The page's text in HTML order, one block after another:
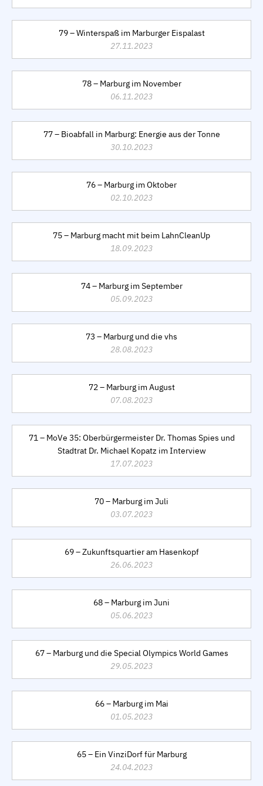
79 – Winterspaß im Marburger Eispalast
27.11.2023
78 – Marburg im November
06.11.2023
77 – Bioabfall in Marburg: Energie aus der Tonne
30.10.2023
76 – Marburg im Oktober
02.10.2023
75 – Marburg macht mit beim LahnCleanUp
18.09.2023
74 – Marburg im September
05.09.2023
73 – Marburg und die vhs
28.08.2023
72 – Marburg im August
07.08.2023
71 – MoVe 35: Oberbürgermeister Dr. Thomas Spies und
Stadtrat Dr. Michael Kopatz im Interview
17.07.2023
70 – Marburg im Juli
03.07.2023
69 – Zukunftsquartier am Hasenkopf
26.06.2023
68 – Marburg im Juni
05.06.2023
67 – Marburg und die Special Olympics World Games
29.05.2023
66 – Marburg im Mai
01.05.2023
65 – Ein VinziDorf für Marburg
24.04.2023